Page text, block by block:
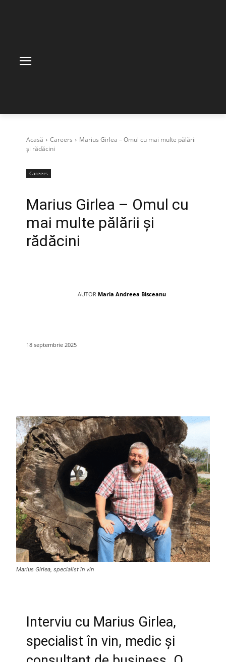
Acasă Careers
Marius Girlea – Omul cu mai multe pălării
și rădăcini
Careers
Marius Girlea – Omul cu
mai multe pălării și
rădăcini
AUTOR Maria Andreea Bisceanu
18 septembrie 2025
Marius Girlea, specialist în vin
Interviu cu Marius Girlea,
specialist în vin, medic și